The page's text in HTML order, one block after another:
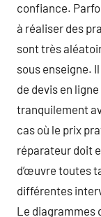
confiance.
à réaliser des
sont très
sous enseigne.
de devis en
tranquilement
cas où le prix
réparateur doit
d’œuvre toutes
différentes
Le diagrammes